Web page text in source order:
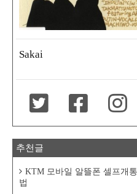
Sakai
추천글
KTM 모바일 알뜰폰 셀프개
법